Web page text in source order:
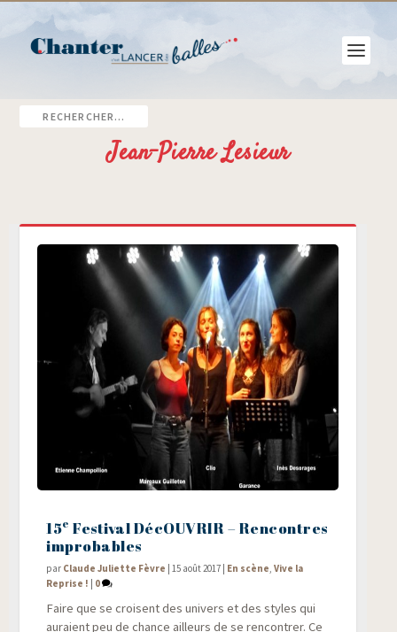
Jean-Pierre Lesieur
15e Festival DécOUVRIR – Rencontres
improbables
par Claude Juliette Fèvre | 15 août 2017 | En scène ,Vive la
Reprise ! | 0
Faire que se croisent des uni­vers et des styles qui
auraient peu de chance ailleurs de se ren­con­trer. Ce